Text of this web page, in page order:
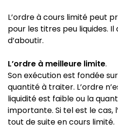
L’ordre à cours limité peut
pour les titres peu liquides.
d’aboutir.
L’ordre à meilleure limite.
Son exécution est fondée
quantité à traiter. L’ordre
liquidité est faible ou la
importante. Si tel est le cas,
tout de suite en cours limité.